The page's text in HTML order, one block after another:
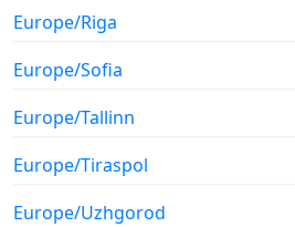
Europe/Riga
Europe/Sofia
Europe/Tallinn
Europe/Tiraspol
Europe/Uzhgorod